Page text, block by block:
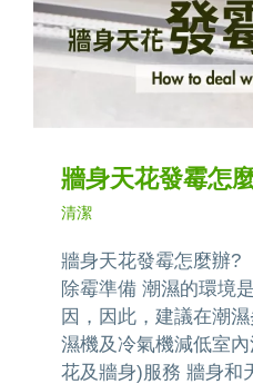
牆身天花發霉怎
清潔
牆身天花發霉怎麼辦?
除霉準備 潮濕的環境
因，因此，建議在潮
濕機及冷氣機減低室
花及牆身)服務 牆身和